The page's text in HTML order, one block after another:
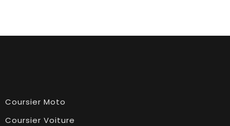
Coursier Moto
Coursier Voiture